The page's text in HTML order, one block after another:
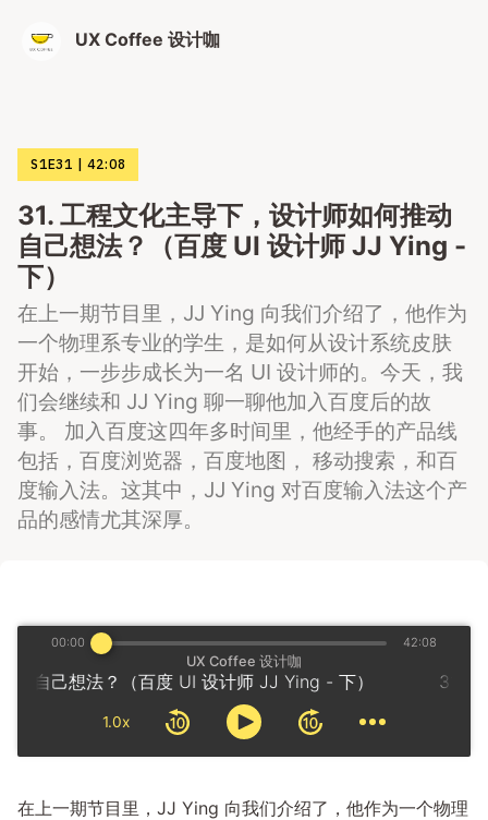
UX Coffee 设计咖
S1E31 42:08
31. 工程文化主导下，设计师如何推动
自己想法？（百度 UI 设计师 JJ Ying -
下）
在上一期节目里，JJ Ying 向我们介绍了，他作为
一个物理系专业的学生，是如何从设计系统皮肤
开始，一步步成长为一名 UI 设计师的。今天，我
们会继续和 JJ Ying 聊一聊他加入百度后的故
事。 加入百度这四年多时间里，他经手的产品线
包括，百度浏览器，百度地图， 移动搜索，和百
度输入法。这其中，JJ Ying 对百度输入法这个产
品的感情尤其深厚。
UX Coffee 设计咖
动自己想法？（百度 UI 设计师 JJ Ying - 下）
1.0x
00:00 42:08
在上一期节目里，JJ Ying 向我们介绍了，他作为一个物理